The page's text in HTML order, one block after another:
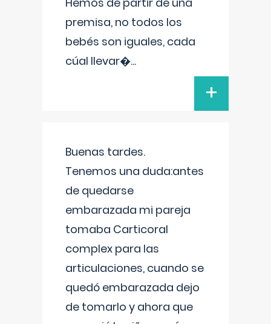
premisa, no todos los
bebés son iguales, cada
cúal llevar�...
+
Buenas tardes.
Tenemos una duda:antes
de quedarse
embarazada mi pareja
tomaba Carticoral
complex para las
articulaciones, cuando se
quedó embarazada dejo
de tomarlo y ahora que